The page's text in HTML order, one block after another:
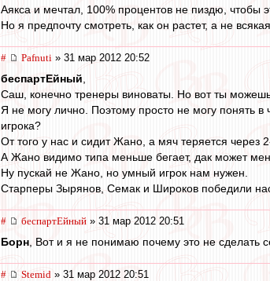
Аякса и мечтал, 100% процентов не пиздю,
Но я предпочту смотреть, как он растет, а не
# Pafnuti » 31 мар 2012 20:52
беспартЕйный
Саш, конечно тренеры виноваты. Но вот ты
Я не могу лично. Поэтому просто не могу понять
игрока?
От того у нас и сидит Жано, а мяч теряется
А Жано видимо типа меньше бегает, дак может
Ну пускай не Жано, но умный игрок нам нужен.
Старперы Зырянов, Семак и Широков победили
# беспартЕйный » 31 мар 2012 20:51
Борн , Вот и я не понимаю почему это не сделать
# Stemid » 31 мар 2012 20:51